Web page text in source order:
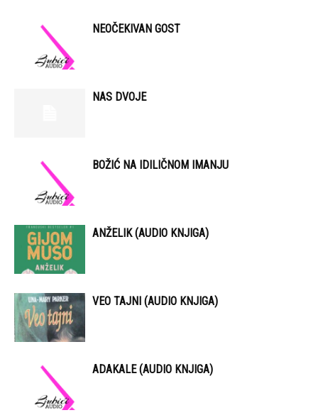
NEOČEKIVAN GOST
NAS DVOJE
BOŽIĆ NA IDILIČNOM IMANJU
ANŽELIK (AUDIO KNJIGA)
VEO TAJNI (AUDIO KNJIGA)
ADAKALE (AUDIO KNJIGA)